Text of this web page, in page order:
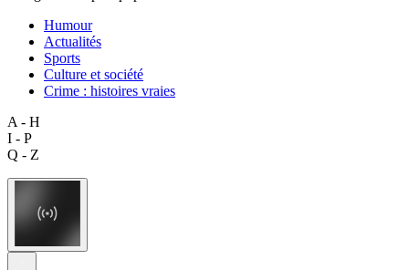
Humour
Actualités
Sports
Culture et société
Crime : histoires vraies
A - H
I - P
Q - Z